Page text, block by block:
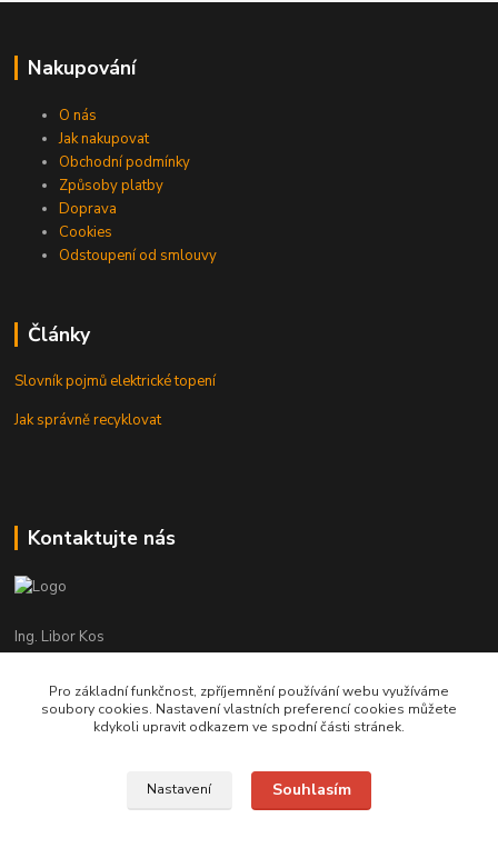
Nakupování
O nás
Jak nakupovat
Obchodní podmínky
Způsoby platby
Doprava
Cookies
Odstoupení od smlouvy
Články
Slovník pojmů elektrické topení
Jak správně recyklovat
Kontaktujte nás
Ing. Libor Kos
+420 601 555 225
(Po-Pá: 8-17:00 hod.)
info@infrasystemy.cz
Pro základní funkčnost, zpříjemnění používání webu využíváme
soubory cookies. Nastavení vlastních preferencí cookies můžete
kdykoli upravit odkazem ve spodní části stránek.
Nastavení Souhlasím